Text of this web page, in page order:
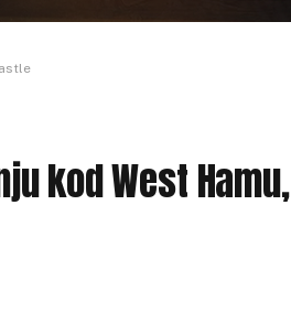
kod West Hamu,